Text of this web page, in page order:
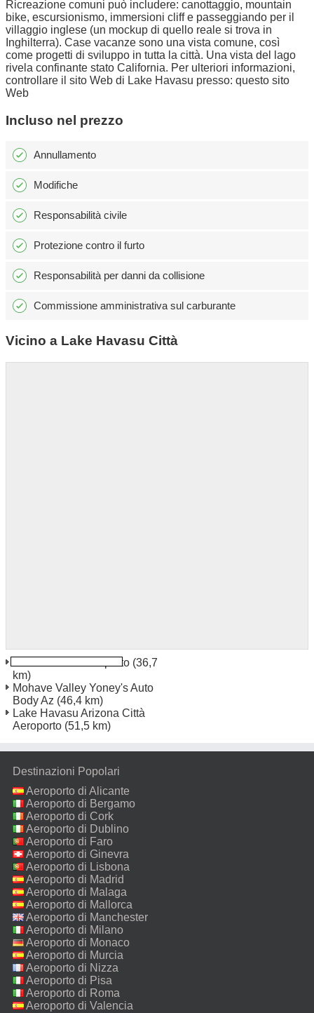
Ricreazione comuni può includere: canottaggio, mountain
bike, escursionismo, immersioni cliff e passeggiando per il
villaggio inglese (un mockup di quello reale si trova in
Inghilterra). Case vacanze sono una vista comune, così
come progetti di sviluppo in tutta la città. Una vista del lago
rivela confinante stato California. Per ulteriori informazioni,
controllare il sito Web di Lake Havasu presso: questo sito
Web
Incluso nel prezzo
Annullamento
Modifiche
Responsabilità civile
Protezione contro il furto
Responsabilità per danni da collisione
Commissione amministrativa sul carburante
Vicino a Lake Havasu Città
Lake Havasu Aeroporto (36,7
km)
Mohave Valley Yoney's Auto
Body Az (46,4 km)
Lake Havasu Arizona Città
Aeroporto (51,5 km)
Destinazioni Popolari
Aeroporto di Alicante
Aeroporto di Bergamo
Aeroporto di Cork
Aeroporto di Dublino
Aeroporto di Faro
Aeroporto di Ginevra
Aeroporto di Lisbona
Aeroporto di Madrid
Aeroporto di Malaga
Aeroporto di Mallorca
Aeroporto di Manchester
Aeroporto di Milano
Malpensa
Aeroporto di Monaco
Aeroporto di Murcia
Aeroporto di Nizza
Aeroporto di Pisa
Aeroporto di Roma
Fiumicino
Aeroporto di Valencia